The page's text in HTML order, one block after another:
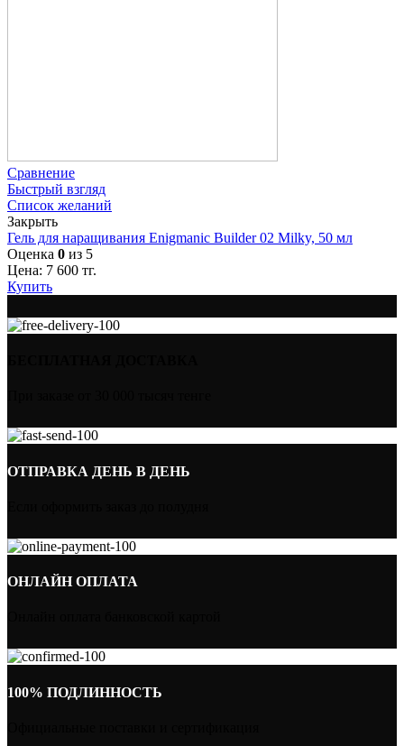
Сравнение
Быстрый взгляд
Список желаний
Закрыть
Гель для наращивания Enigmanic Builder 02 Milky, 50 мл
Оценка 0 из 5
Цена: 7 600 тг.
Купить
ОТПРАВКА ДЕНЬ В ДЕНЬ
ОНЛАЙН ОПЛАТА
100% ПОДЛИННОСТЬ